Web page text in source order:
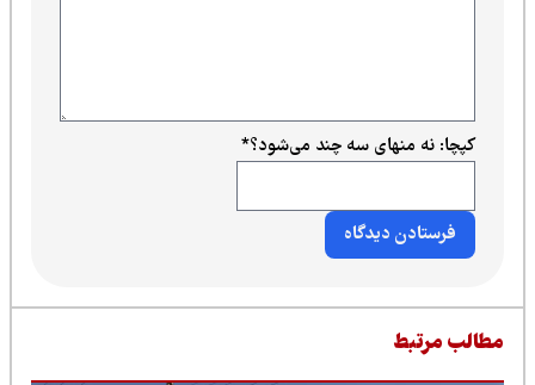
کپچا: نه منهای سه چند می‌شود؟*
مرتبط